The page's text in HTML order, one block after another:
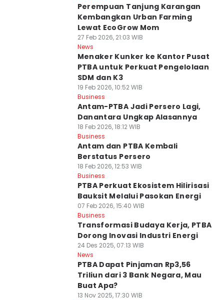
Perempuan Tanjung Karangan
Kembangkan Urban Farming
Lewat EcoGrow Mom
27 Feb 2026, 21:03 WIB
News
Menaker Kunker ke Kantor Pusat
PTBA untuk Perkuat Pengelolaan
SDM dan K3
19 Feb 2026, 10:52 WIB
Business
Antam-PTBA Jadi Persero Lagi,
Danantara Ungkap Alasannya
18 Feb 2026, 18:12 WIB
Business
Antam dan PTBA Kembali
Berstatus Persero
18 Feb 2026, 12:53 WIB
Business
PTBA Perkuat Ekosistem Hilirisasi
Bauksit Melalui Pasokan Energi
07 Feb 2026, 15:40 WIB
Business
Transformasi Budaya Kerja, PTBA
Dorong Inovasi Industri Energi
24 Des 2025, 07:13 WIB
News
PTBA Dapat Pinjaman Rp3,56
Triliun dari 3 Bank Negara, Mau
Buat Apa?
13 Nov 2025, 17:30 WIB